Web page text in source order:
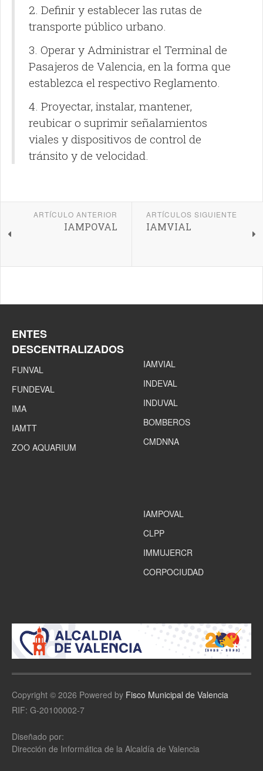
2. Definir y establecer las rutas de
transporte público urbano.
3. Operar y Administrar el Terminal de
Pasajeros de Valencia, en la forma que
establezca el respectivo Reglamento.
4. Proyectar, instalar, mantener,
reubicar o suprimir señalamientos
viales y dispositivos de control de
tránsito y de velocidad.
ARTÍCULO ANTERIOR
IAMPOVAL
ARTÍCULOS SIGUIENTE
IAMVIAL
ENTES
DESCENTRALIZADOS
FUNVAL
FUNDEVAL
IMA
IAMTT
ZOO AQUARIUM
IAMVIAL
INDEVAL
INDUVAL
BOMBEROS
CMDNNA
IAMPOVAL
CLPP
IMMUJERCR
CORPOCIUDAD
Copyright © 2026 Powered by Fisco Municipal de Valencia
RIF: G-20100002-7
Diseñado por:
Dirección de Informática de la Alcaldía de Valencia